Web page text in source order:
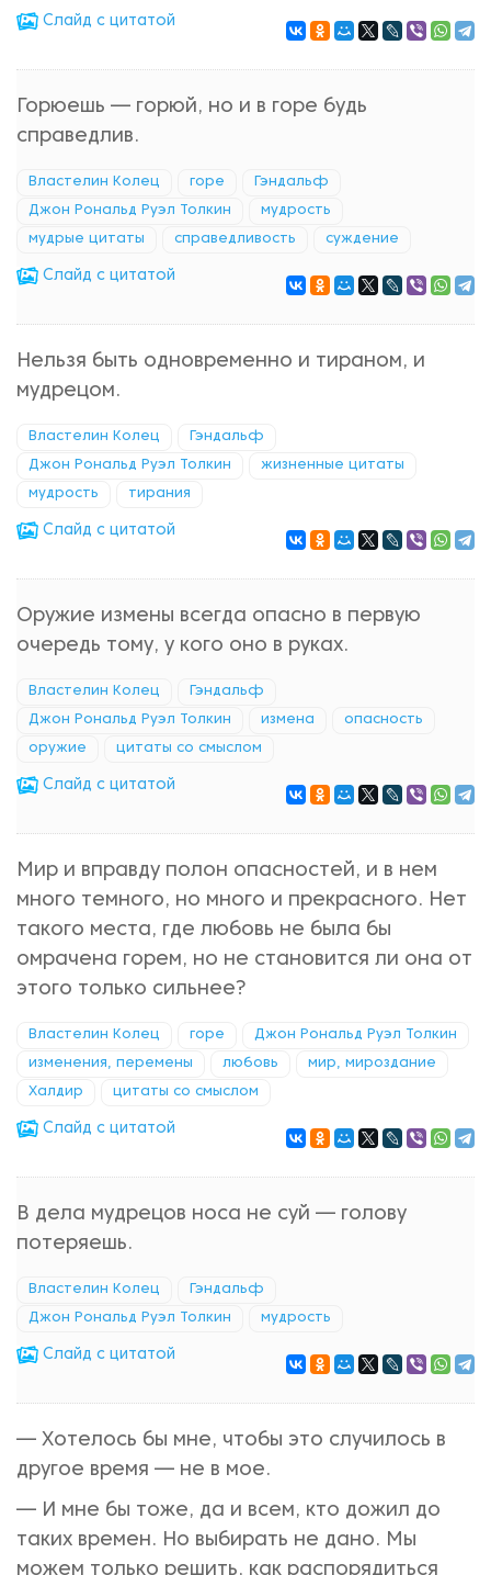
Cлайд с цитатой
Горюешь — горюй, но и в горе будь
справедлив.
Властелин Колец горе Гэндальф
Джон Рональд Руэл Толкин мудрость
мудрые цитаты справедливость суждение
Cлайд с цитатой
Нельзя быть одновременно и тираном, и
мудрецом.
Властелин Колец Гэндальф
Джон Рональд Руэл Толкин жизненные цитаты
мудрость тирания
Cлайд с цитатой
Оружие измены всегда опасно в первую
очередь тому, у кого оно в руках.
Властелин Колец Гэндальф
Джон Рональд Руэл Толкин измена опасность
оружие цитаты со смыслом
Cлайд с цитатой
Мир и вправду полон опасностей, и в нем
много темного, но много и прекрасного. Нет
такого места, где любовь не была бы
омрачена горем, но не становится ли она от
этого только сильнее?
Властелин Колец горе Джон Рональд Руэл Толкин
изменения, перемены любовь мир, мироздание
Халдир цитаты со смыслом
Cлайд с цитатой
В дела мудрецов носа не суй — голову
потеряешь.
Властелин Колец Гэндальф
Джон Рональд Руэл Толкин мудрость
Cлайд с цитатой
— Хотелось бы мне, чтобы это случилось в
другое время — не в мое.
— И мне бы тоже, да и всем, кто дожил до
таких времен. Но выбирать не дано. Мы
можем только решить, как распорядиться